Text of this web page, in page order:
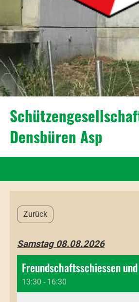
Densbüren Asp
Zurück
Samstag 08.08.2026
Freundschaftsschiessen
13:30 - 16:30